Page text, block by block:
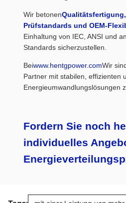
Wir betonen
Prüfstandards und OEM-
Einhaltung von IEC, ANSI und
Standards sicherzustellen.
Beiwww.hentgpower.comWir
Partner mit stabilen, effizienten
Energieumwandlungslösungen
Fordern Sie noch
individuelles